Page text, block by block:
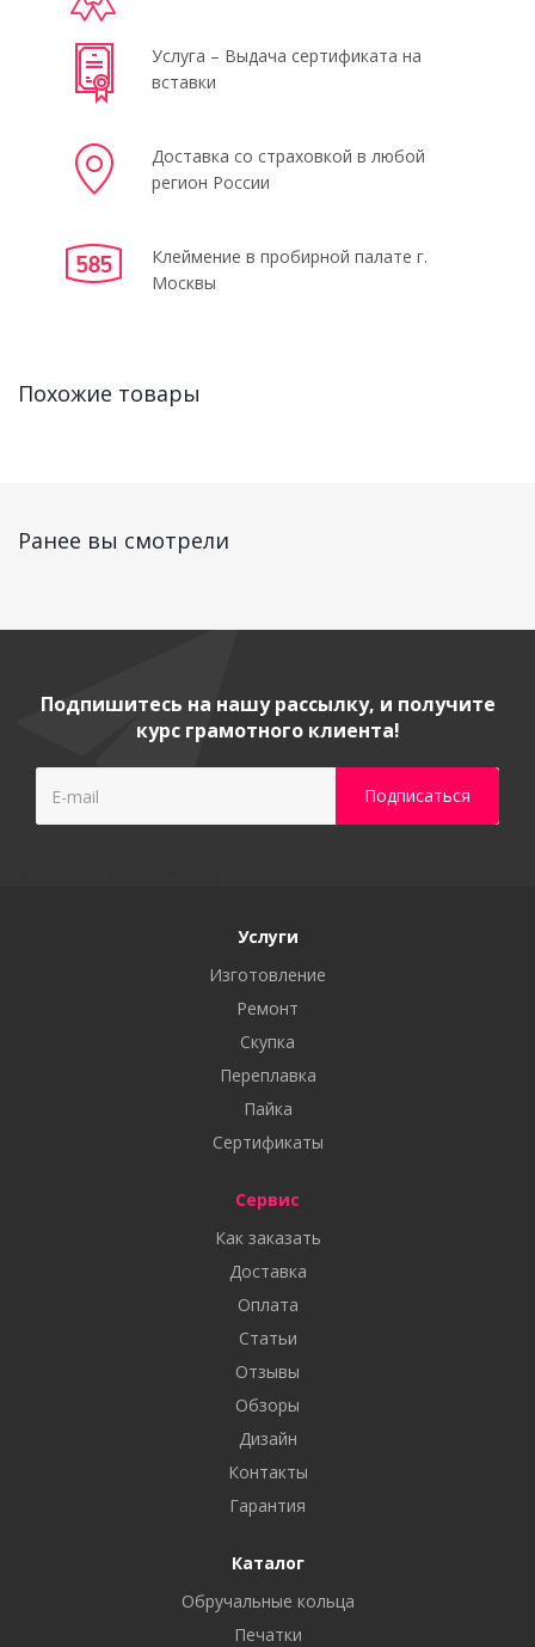
Услуга – Выдача сертификата на
вставки
Доставка со страховкой в любой
регион России
Клеймение в пробирной палате г.
Москвы
Похожие товары
Ранее вы смотрели
Подпишитесь на нашу рассылку, и получите
курс грамотного клиента!
Услуги
Изготовление
Ремонт
Скупка
Переплавка
Пайка
Сертификаты
Сервис
Как заказать
Доставка
Оплата
Статьи
Отзывы
Обзоры
Дизайн
Контакты
Гарантия
Каталог
Обручальные кольца
Печатки